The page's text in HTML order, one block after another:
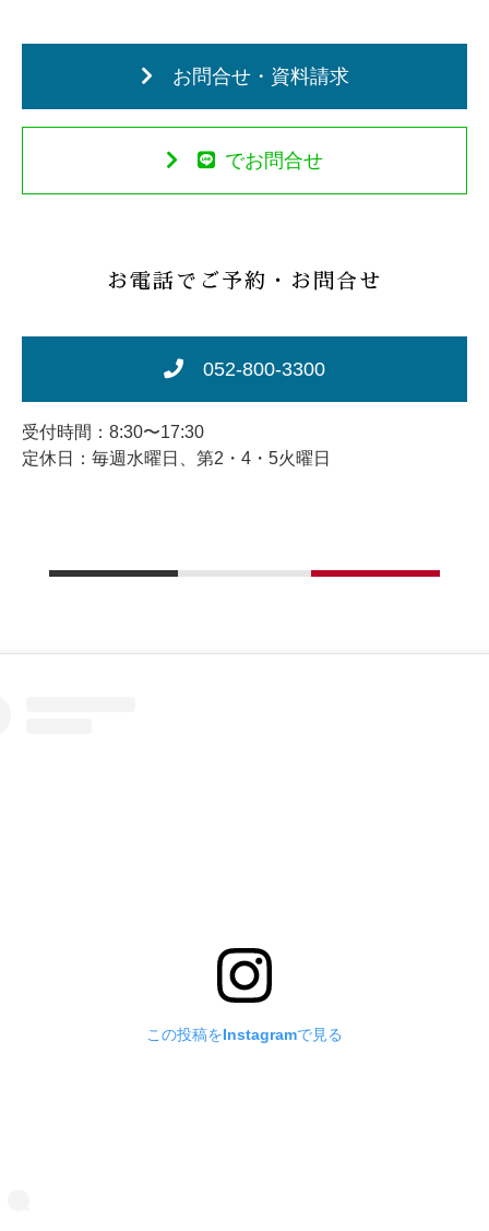
お問合せ・資料請求
でお問合せ
お電話でご予約・お問合せ
052-800-3300
受付時間：8:30〜17:30
定休日：毎週水曜日、第2・4・5火曜日
この投稿をInstagramで見る